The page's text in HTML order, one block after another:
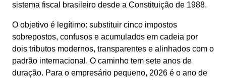
sistema fiscal brasileiro desde a Constituição de 1988.
O objetivo é legítimo: substituir cinco impostos
sobrepostos, confusos e acumulados em cadeia por
dois tributos modernos, transparentes e alinhados com o
padrão internacional. O caminho tem sete anos de
duração. Para o empresário pequeno, 2026 é o ano de